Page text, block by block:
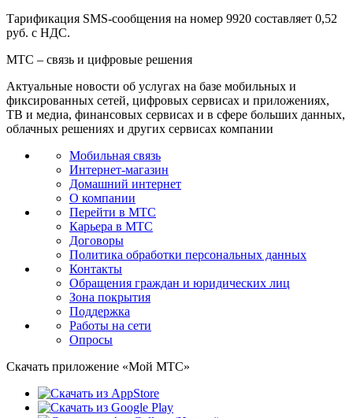
Тарификация SMS-сообщения на номер 9920 составляет 0,52
руб. с НДС.
МТС – связь и цифровые решения
Актуальные новости об услугах на базе мобильных и
фиксированных сетей, цифровых сервисах и приложениях,
ТВ и медиа, финансовых сервисах и в сфере больших данных,
облачных решениях и других сервисах компании
Мобильная связь
Интернет-магазин
Домашний интернет
О компании
Перейти в МТС
Карьера в МТС
Договоры
Политика обработки персональных данных
Контакты
Обращения граждан и юридических лиц
Зона покрытия
Поддержка
Работы на сети
Опросы
Скачать приложение «Мой МТС»